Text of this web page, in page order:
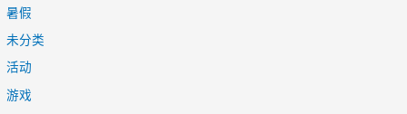
暑假
未分类
活动
游戏